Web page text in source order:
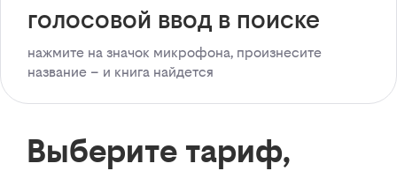
голосовой ввод в поиске
нажмите на значок микрофона, произнесите
название – и книга найдется
Выберите тариф,